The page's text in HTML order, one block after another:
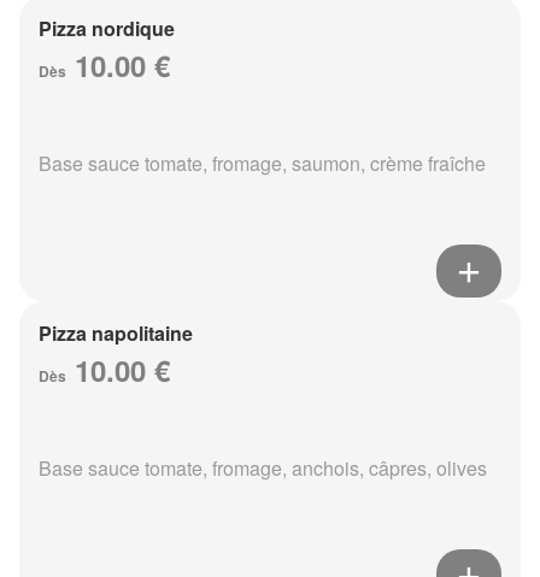
Pizza nordique
Dès 10.00 €
Base sauce tomate, fromage, saumon, crème fraîche
Pizza napolitaine
Dès 10.00 €
Base sauce tomate, fromage, anchois, câpres, olives